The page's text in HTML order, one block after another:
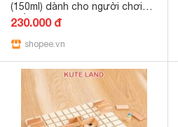
(150ml) dành cho người chơi
thể thao.
230.000 đ
shopee.vn